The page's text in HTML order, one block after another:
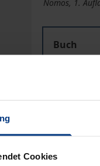
Cookies
Nomos, 1.
Buch